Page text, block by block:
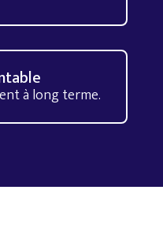
à long terme.